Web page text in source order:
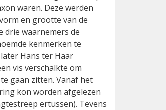
waren. Deze werden
en grootte van de
drie waarnemers de
kenmerken te
Hans ter Haar
vis verschalkte om
gaan zitten. Vanaf het
kon worden afgelezen
ertussen). Tevens